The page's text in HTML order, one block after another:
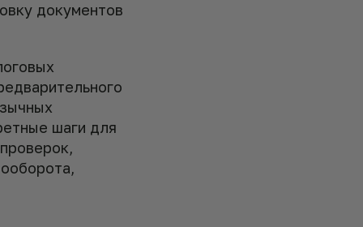
документов
шаги для